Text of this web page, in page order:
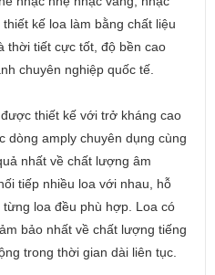
kế loa làm bằng chất liệu
thời tiết cực tốt, độ bền cao
chuyên nghiệp quốc tế.
được thiết kế với trở kháng cao
dòng amply chuyên dụng cùng
nhất về chất lượng âm
tiếp nhiều loa với nhau, hỗ
loa đều phù hợp. Loa có
bảo nhất về chất lượng tiếng
trong thời gian dài liên tục.